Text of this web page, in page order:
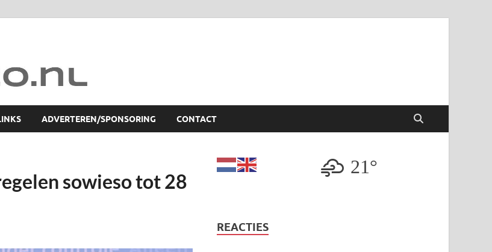
ADVERTEREN/SPONSORING CONTACT
sowieso tot 28
21°
REACTIES